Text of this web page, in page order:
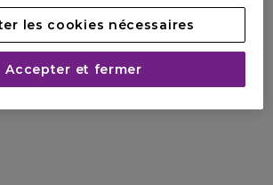
les cookies nécessaires
Accepter et fermer